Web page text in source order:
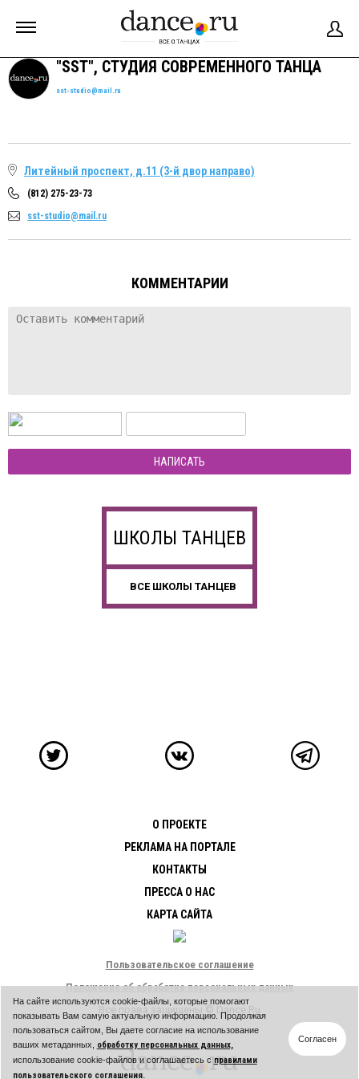
На сайте используются cookie-файлы, которые помогают
показывать Вам самую актуальную информацию. Продолжая
пользоваться сайтом, Вы даете согласие на использование
ваших метаданных,
обработку персональных данных,
использование cookie-файлов и соглашаетесь с правилами
пользовательского соглашения.
Согласен
"SST", СТУДИЯ СОВРЕМЕННОГО ТАНЦА
sst-studio@mail.ru
Литейный проспект, д.11 (3-й двор направо)
(812) 275-23-73
sst-studio@mail.ru
КОММЕНТАРИИ
НАПИСАТЬ
ШКОЛЫ ТАНЦЕВ
ВСЕ ШКОЛЫ ТАНЦЕВ
О ПРОЕКТЕ
РЕКЛАМА НА ПОРТАЛЕ
КОНТАКТЫ
ПРЕССА О НАС
КАРТА САЙТА
Пользовательское соглашение
Положение об обработке персональных данных
Все права защищены © Dance.Ru